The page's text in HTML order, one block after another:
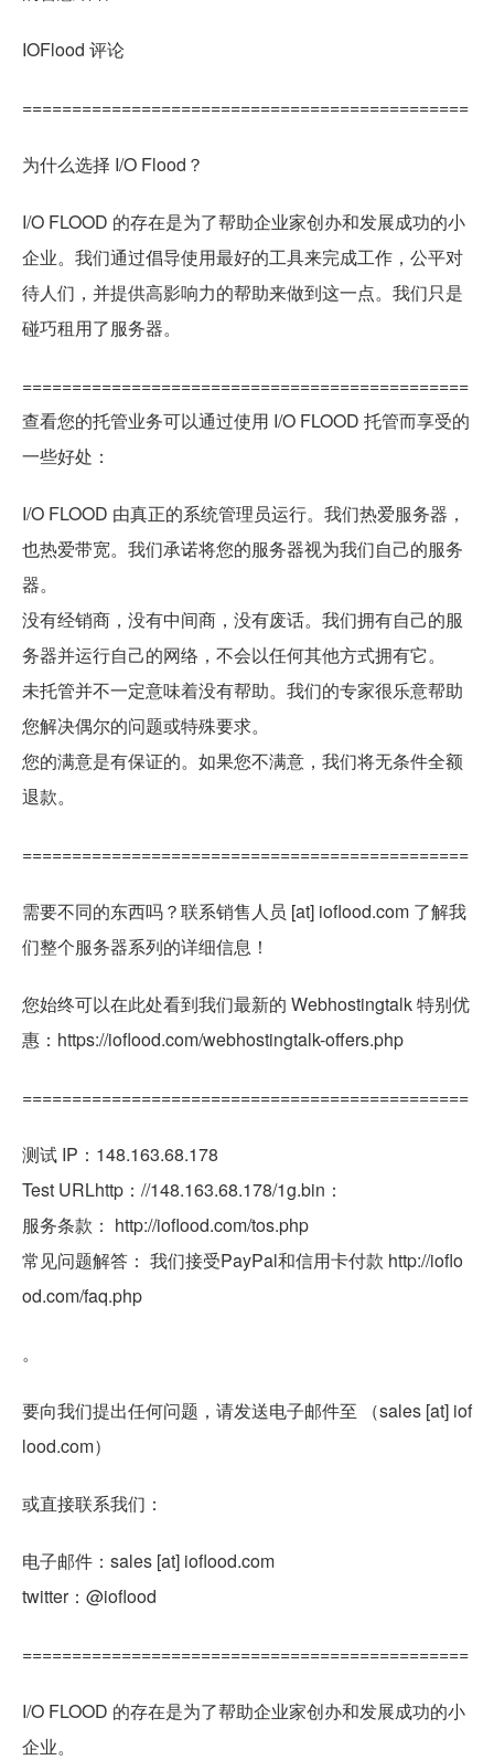
IOFlood 评论
=============================================
为什么选择 I/O Flood？
I/O FLOOD 的存在是为了帮助企业家创办和发展成功的小
企业。我们通过倡导使用最好的工具来完成工作，公平对
待人们，并提供高影响力的帮助来做到这一点。我们只是
碰巧租用了服务器。
=============================================
查看您的托管业务可以通过使用 I/O FLOOD 托管而享受的
一些好处：
I/O FLOOD 由真正的系统管理员运行。我们热爱服务器，
也热爱带宽。我们承诺将您的服务器视为我们自己的服务
器。
没有经销商，没有中间商，没有废话。我们拥有自己的服
务器并运行自己的网络，不会以任何其他方式拥有它。
未托管并不一定意味着没有帮助。我们的专家很乐意帮助
您解决偶尔的问题或特殊要求。
您的满意是有保证的。如果您不满意，我们将无条件全额
退款。
=============================================
需要不同的东西吗？联系销售人员 [at] ioflood.com 了解我
们整个服务器系列的详细信息！
您始终可以在此处看到我们最新的 Webhostingtalk 特别优
惠：https://ioflood.com/webhostingtalk-offers.php
=============================================
测试 IP：148.163.68.178
Test URLhttp：//148.163.68.178/1g.bin：
服务条款： http://ioflood.com/tos.php
常见问题解答： 我们接受PayPal和信用卡付款 http://ioflo
od.com/faq.php
。
要向我们提出任何问题，请发送电子邮件至 （sales [at] iof
lood.com）
或直接联系我们：
电子邮件：sales [at] ioflood.com
twitter：@ioflood
=============================================
I/O FLOOD 的存在是为了帮助企业家创办和发展成功的小
企业。